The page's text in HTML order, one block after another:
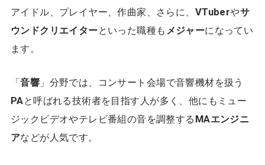
アイドル、プレイヤー、作曲家、さらに、 VTuberやサ
ウンドクリエイターといった職種も メジャーになってい
ます。
「音響 」分野では、コンサート会場で音響機材を扱う
PAと呼ばれる技術者を目指す人が多く、他にもミュー
ジックビデオやテレビ番組の音を調整する MAエンジニ
アなどが人気です。